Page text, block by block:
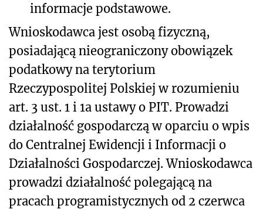
informacje podstawowe.
Wnioskodawca jest osobą fizyczną,
posiadającą nieograniczony obowiązek
podatkowy na terytorium
Rzeczypospolitej Polskiej w rozumieniu
art. 3 ust. 1 i 1a ustawy o PIT. Prowadzi
działalność gospodarczą w oparciu o wpis
do Centralnej Ewidencji i Informacji o
Działalności Gospodarczej. Wnioskodawca
prowadzi działalność polegającą na
pracach programistycznych od 2 czerwca